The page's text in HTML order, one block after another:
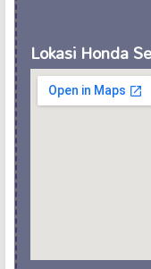
Lokasi Honda